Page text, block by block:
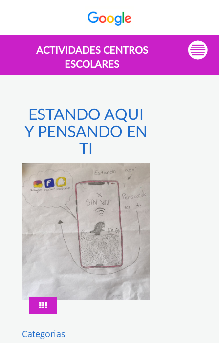
ACTIVIDADES CENTROS
ESCOLARES
ESTANDO AQUI
Y PENSANDO EN
TI
Categorias